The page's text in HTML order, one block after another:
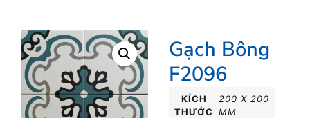
Gạch Bông
F2096
KÍCH
THƯỚC
200 X 200
MM